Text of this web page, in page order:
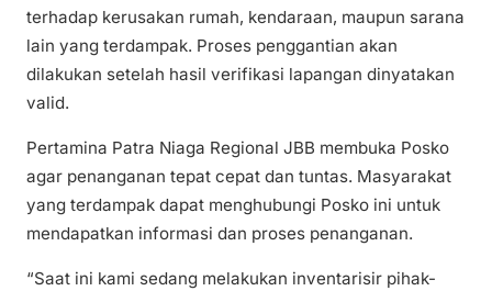
terhadap kerusakan rumah, kendaraan, maupun sarana
lain yang terdampak. Proses penggantian akan
dilakukan setelah hasil verifikasi lapangan dinyatakan
valid.
Pertamina Patra Niaga Regional JBB membuka Posko
agar penanganan tepat cepat dan tuntas. Masyarakat
yang terdampak dapat menghubungi Posko ini untuk
mendapatkan informasi dan proses penanganan.
“Saat ini kami sedang melakukan inventarisir pihak-